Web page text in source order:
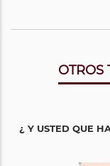
OTROS
¿ Y USTED QUE